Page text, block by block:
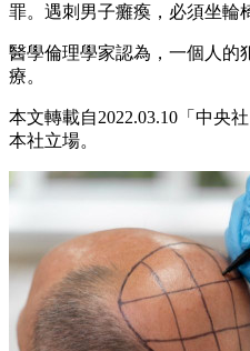
罪。遇刺男子癱瘓，必須坐輪
醫學倫理學家認為，一個人的
療。
本文轉載自2022.03.10「中央
本社立場。